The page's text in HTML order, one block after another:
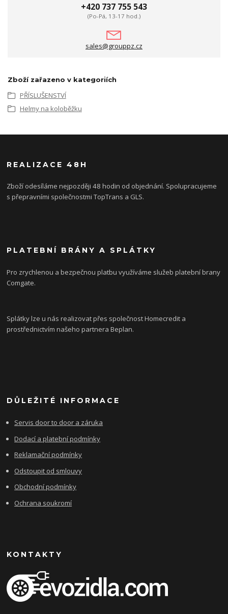
+420 737 755 543
(Po-Pá, 13-17 hod.)
sales@grouppz.cz
Zboží zařazeno v kategoriích
PŘÍSLUŠENSTVÍ
Helmy na koloběžku
REALIZACE 48H
Zboží odesíláme nejpozději 48 hodin od objednání. Spolupracujeme
s přepravními společnostmi TopTrans a GLS.
PLATEBNÍ BRÁNY A SPLÁTKY
Pro zrychlenou a bezpečnou platbu využíváme služeb platební brany
Comgate.
Splátky lze u nás realizovat přes společnost Homecredit a
prostřednictvím našeho partnera Beplan.
DŮLEŽITÉ INFORMACE
Servis door to door a záruka
Dodací a platební podmínky
Reklamační podmínky
Odstoupit od smlouvy
Obchodní podmínky
Ochrana soukromí
KONTAKTY